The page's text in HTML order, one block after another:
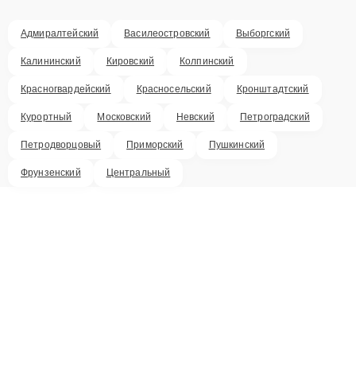
Адмиралтейский Василеостровский Выборгский
Калининский Кировский Колпинский
Красногвардейский Красносельский Кронштадтский
Курортный Московский Невский Петроградский
Петродворцовый Приморский Пушкинский
Фрунзенский Центральный